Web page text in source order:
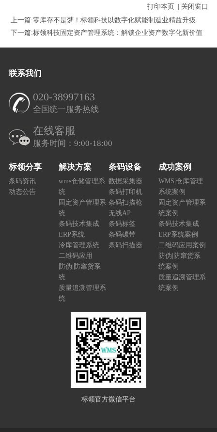
打印本页|| 关闭窗口
上一篇:零库存不是梦！标领科技以数字化赋能制造业精益升级
下一篇:标领科技固定资产管理系统：解锁企业资产数字化新价值
联系我们
020-38997163
全国统一服务热线
在线客服
服务时间：9:00-18:00
标领分享
条码资讯
动态公告
解决方案
wms仓储管理系
统
固定资产管理系
统
条码技术集成
ERP系统
冷库管理系统
二维码应用
防伪|防窜货系
统
质量追溯管理系
统
条码设备
数据采集器
条码打印机
条码扫描枪
无线AP
条码标签
条码碳带
条码扫描器
成功案例
WMS|仓库管理
系统案例
固定资产管理系
统案例
条码技术集成
ERP系统案例
二维码应用案例
防伪|防窜货系
统案例
质量追溯管理系
统案例
标领官方微信平台